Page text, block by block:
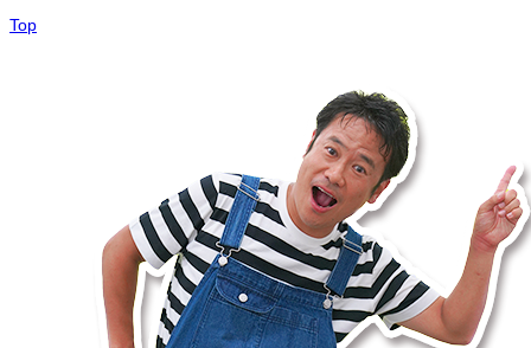
Top